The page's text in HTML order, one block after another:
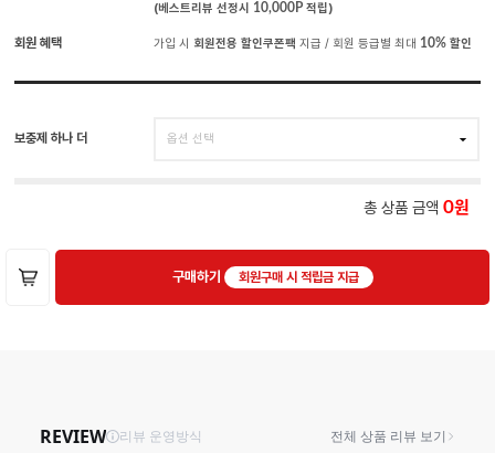
(베스트리뷰 선정시 10,000P적립)
회원 혜택 가입 시 회원전용 할인쿠폰팩 지급 / 회원 등급별 최대 10%할인
보충제 하나 더
총 상품 금액 0
구매하기 회원구매 시 적립금 지급